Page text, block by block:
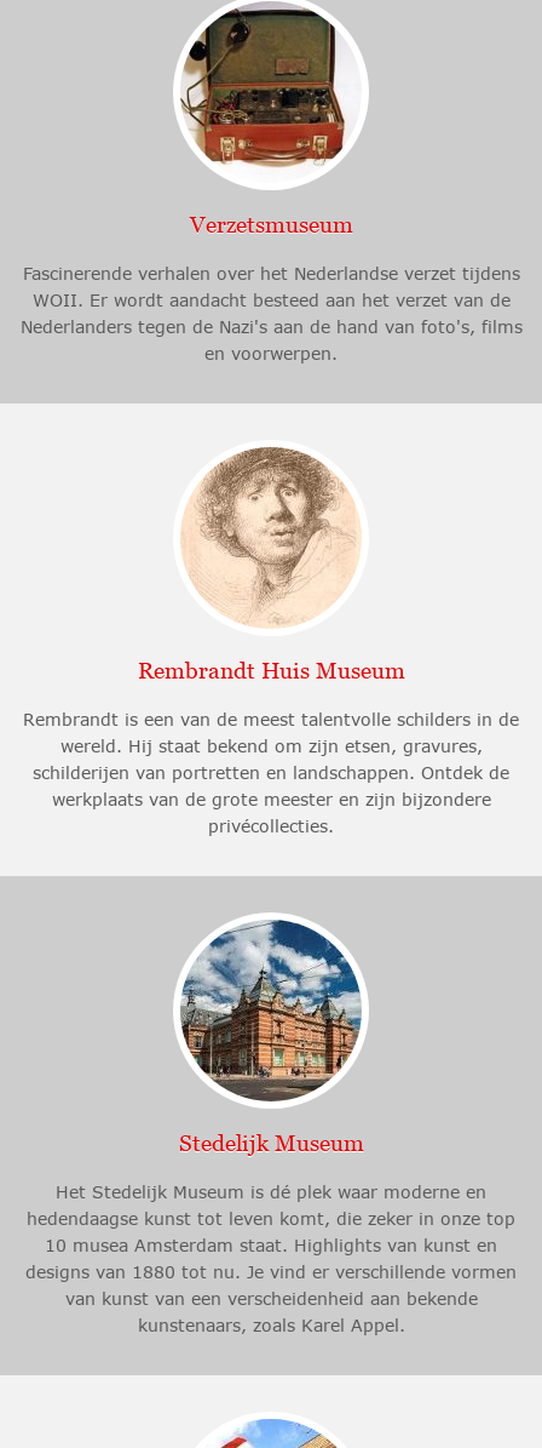
Verzetsmuseum
Fascinerende verhalen over het Nederlandse verzet tijdens
WOII. Er wordt aandacht besteed aan het verzet van de
Nederlanders tegen de Nazi's aan de hand van foto's, films
en voorwerpen.
Rembrandt Huis Museum
Rembrandt is een van de meest talentvolle schilders in de
wereld. Hij staat bekend om zijn etsen, gravures,
schilderijen van portretten en landschappen. Ontdek de
werkplaats van de grote meester en zijn bijzondere
privécollecties.
Stedelijk Museum
Het Stedelijk Museum is dé plek waar moderne en
hedendaagse kunst tot leven komt, die zeker in onze top
10 musea Amsterdam staat. Highlights van kunst en
designs van 1880 tot nu. Je vind er verschillende vormen
van kunst van een verscheidenheid aan bekende
kunstenaars, zoals Karel Appel.